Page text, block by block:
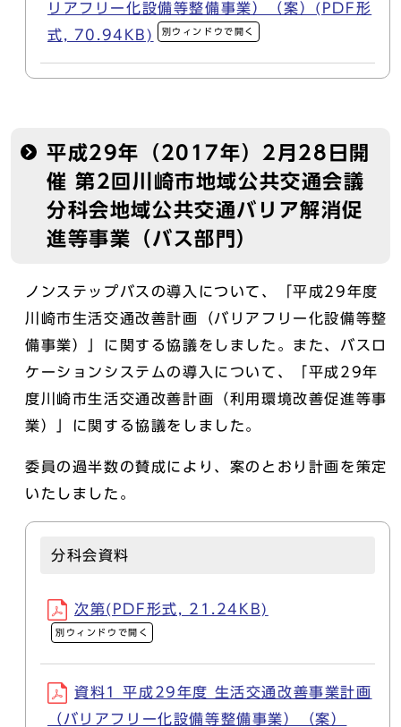
リアフリー化設備等整備事業）（案）(PDF形
式, 70.94KB)
別ウィンドウで開く
平成29年（2017年）2月28日開
催 第2回川崎市地域公共交通会議
分科会地域公共交通バリア解消促
進等事業（バス部門）
ノンステップバスの導入について、「平成29年度
川崎市生活交通改善計画（バリアフリー化設備等整
備事業）」に関する協議をしました。また、バスロ
ケーションシステムの導入について、「平成29年
度川崎市生活交通改善計画（利用環境改善促進等事
業）」に関する協議をしました。
委員の過半数の賛成により、案のとおり計画を策定
いたしました。
分科会資料
次第(PDF形式, 21.24KB)
別ウィンドウで開く
資料1 平成29年度 生活交通改善事業計画
（バリアフリー化設備等整備事業）（案）